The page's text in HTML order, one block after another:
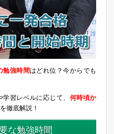
勉強時間 はどれ位？今からでも
習レベルに応じて、 何時頃か
徹底解説！
な勉強時間